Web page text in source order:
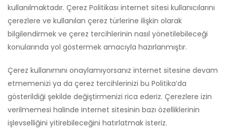
kullanılmaktadır. Çerez Politikası internet sitesi kullanıcılarını
çerezlere ve kullanılan çerez türlerine ilişkin olarak
bilgilendirmek ve çerez tercihlerinin nasıl yönetilebileceği
konularında yol göstermek amacıyla hazırlanmıştır.
Çerez kullanımını onaylamıyorsanız internet sitesine devam
etmemenizi ya da çerez tercihlerinizi bu Politika’da
gösterildiği şekilde değiştirmenizi rica ederiz. Çerezlere izin
verilmemesi halinde internet sitesinin bazı özelliklerinin
işlevselliğini yitirebileceğini hatırlatmak isteriz.